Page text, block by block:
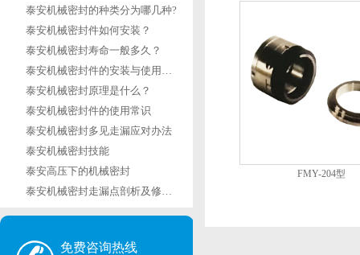
泰安机械密封的种类分为哪几种?
泰安机械密封件如何安装？
泰安机械密封寿命一般多久？
泰安机械密封件的安装与使用有什么要求？
泰安机械密封原理是什么？
泰安机械密封件的使用常识
泰安机械密封多见走漏应对办法
泰安机械密封技能
泰安高压下的机械密封
泰安机械密封走漏点剖析及修理办法
免费咨询热线
FMY-204型